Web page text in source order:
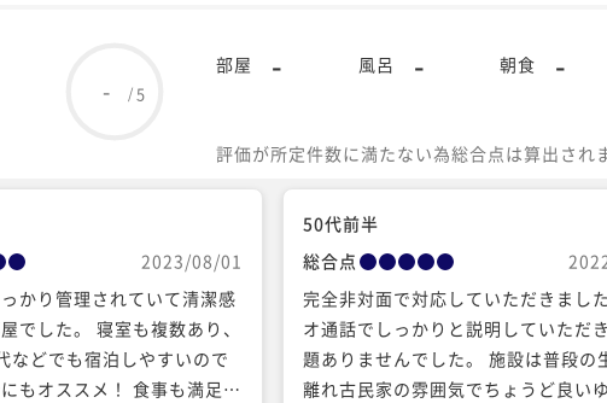
- /5
部屋 - 風呂 - 朝食 -
評価が所定件数に満たない為総合点は算出され
2023/08/01
かり管理されていて清潔感
でした。 寝室も複数あり、
などでも宿泊しやすいので
もオススメ！ 食事も満足だ
50代前半
総合点
完全非対面で対応していただきまし
オ通話でしっかりと説明していただ
題ありませんでした。 施設は普段の
離れ古民家の雰囲気でちょうど良い